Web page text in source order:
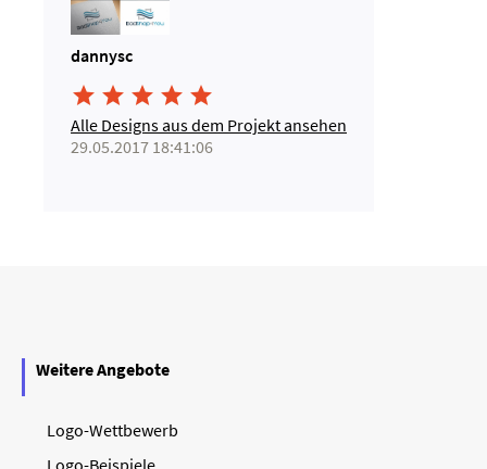
dannysc
    
Alle Designs aus dem Projekt ansehen
29.05.2017 18:41:06
Weitere Angebote
Logo-Wettbewerb
Logo-Beispiele